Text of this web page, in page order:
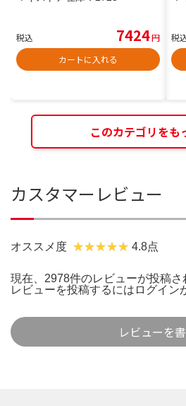
税込 7424円
カートに入れる
税
このカテゴリをも
カスタマーレビュー
オススメ度 4.8点
現在、2978件のレビューが投稿さ
レビューを投稿するには ログイン
レビューを